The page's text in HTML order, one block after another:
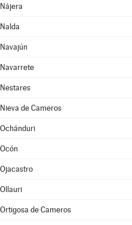
Nájera
Nalda
Navajún
Navarrete
Nestares
Nieva de Cameros
Ochánduri
Ocón
Ojacastro
Ollauri
Ortigosa de Cameros